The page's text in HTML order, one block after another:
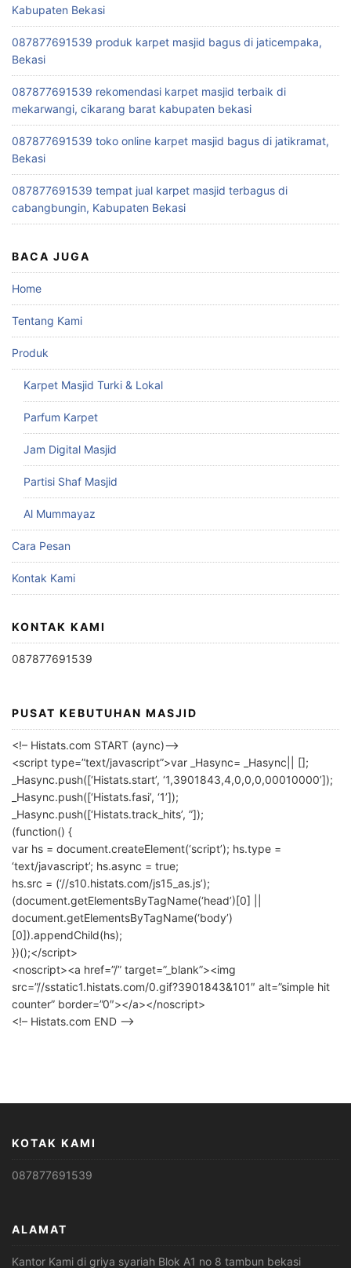
Kabupaten Bekasi
087877691539 produk karpet masjid bagus di jaticempaka,
Bekasi
087877691539 rekomendasi karpet masjid terbaik di
mekarwangi, cikarang barat kabupaten bekasi
087877691539 toko online karpet masjid bagus di jatikramat,
Bekasi
087877691539 tempat jual karpet masjid terbagus di
cabangbungin, Kabupaten Bekasi
BACA JUGA
Home
Tentang Kami
Produk
Karpet Masjid Turki & Lokal
Parfum Karpet
Jam Digital Masjid
Partisi Shaf Masjid
Al Mummayaz
Cara Pesan
Kontak Kami
KONTAK KAMI
087877691539
PUSAT KEBUTUHAN MASJID
<!– Histats.com START (aync)–>
<script type=”text/javascript”>var _Hasync= _Hasync|| [];
_Hasync.push([‘Histats.start’, ‘1,3901843,4,0,0,0,00010000’]);
_Hasync.push([‘Histats.fasi’, ‘1’]);
_Hasync.push([‘Histats.track_hits’, ”]);
(function() {
var hs = document.createElement(‘script’); hs.type =
‘text/javascript’; hs.async = true;
hs.src = (‘//s10.histats.com/js15_as.js’);
(document.getElementsByTagName(‘head’)[0] ||
document.getElementsByTagName(‘body’)
[0]).appendChild(hs);
})();</script>
<noscript><a href=”/” target=”_blank”><img
src=”//sstatic1.histats.com/0.gif?3901843&101″ alt=”simple hit
counter” border=”0″></a></noscript>
<!– Histats.com END –>
KOTAK KAMI
087877691539
ALAMAT
Kantor Kami di griya syariah Blok A1 no 8 tambun bekasi